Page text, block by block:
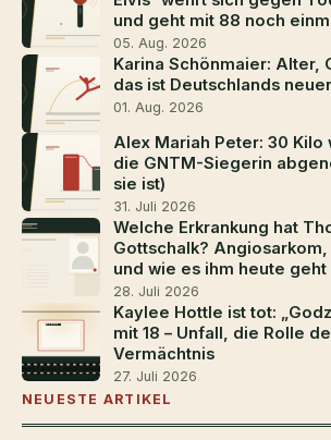
und geht mit 88 noch
05. Aug. 2026
Karina Schönmaier: Alter,
das ist Deutschlands
01. Aug. 2026
Alex Mariah Peter: 30 Kilo
die GNTM-Siegerin
sie ist)
31. Juli 2026
Welche Erkrankung hat
Gottschalk? Angiosarkom,
und wie es ihm heute geht
28. Juli 2026
Kaylee Hottle ist tot:
mit 18 – Unfall, die Rolle
Vermächtnis
27. Juli 2026
NEUESTE ARTIKEL